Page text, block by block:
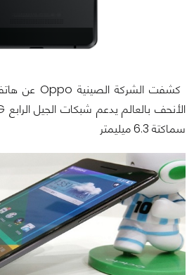
سماكتة 6.3 ميليمتر